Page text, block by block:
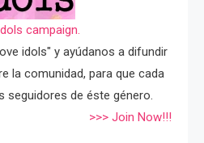
campaign.
idols" y ayúdanos a difundir
la comunidad, para que cada
seguidores de éste género.
>>> Join Now!!!